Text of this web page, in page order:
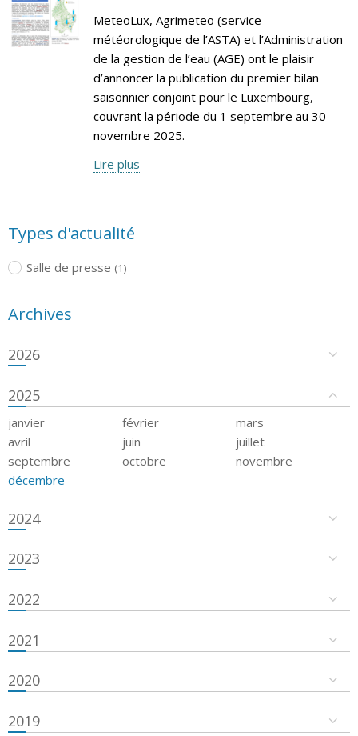
MeteoLux, Agrimeteo (service
météorologique de l’ASTA) et l’Administration
de la gestion de l’eau (AGE) ont le plaisir
d’annoncer la publication du premier bilan
saisonnier conjoint pour le Luxembourg,
couvrant la période du 1 septembre au 30
novembre 2025.
Lire plus
Types d'actualité
Salle de presse (1)
Archives
2026
2025
janvier février
mars
avril
juin
juillet
septembre
octobre
novembre
décembre
2024
2023
2022
2021
2020
2019